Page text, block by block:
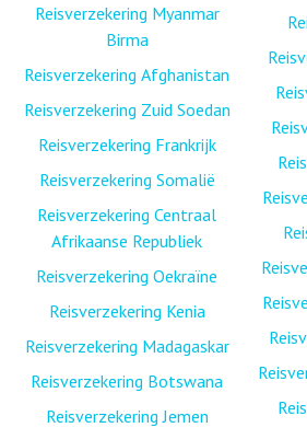
Reisverzekering Myanmar
Birma
Reisverzekering Afghanistan
Reisverzekering Zuid Soedan
Reisverzekering Frankrijk
Reisverzekering Somalië
Reisverzekering Centraal
Afrikaanse Republiek
Reisverzekering Oekraïne
Reisverzekering Kenia
Reisverzekering Madagaskar
Reisverzekering Botswana
Reisverzekering Jemen